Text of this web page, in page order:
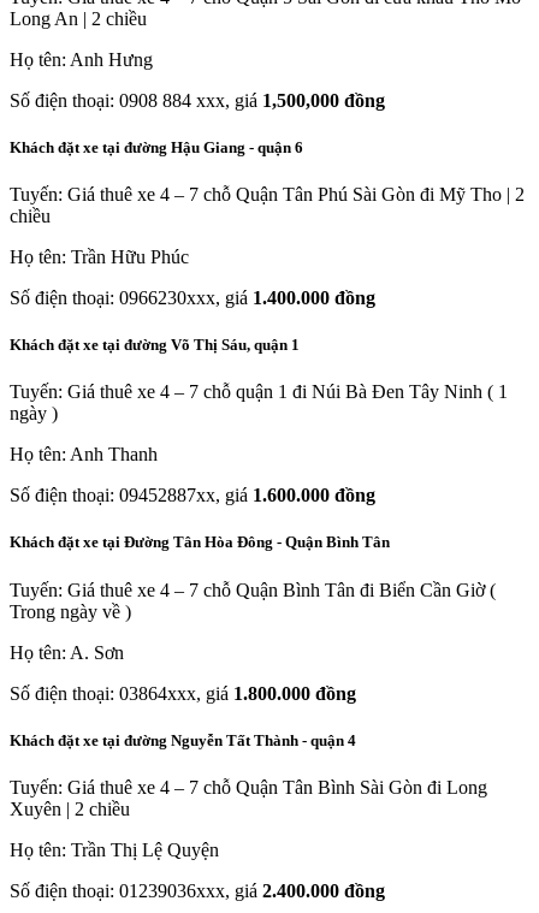
Long An | 2 chiều
Họ tên: Anh Hưng
Số điện thoại: 0908 884 xxx, giá 1,500,000 đồng
Khách đặt xe tại đường Hậu Giang - quận 6
Tuyến: Giá thuê xe 4 – 7 chỗ Quận Tân Phú Sài Gòn đi Mỹ Tho | 2
chiều
Họ tên: Trần Hữu Phúc
Số điện thoại: 0966230xxx, giá 1.400.000 đồng
Khách đặt xe tại đường Võ Thị Sáu, quận 1
Tuyến: Giá thuê xe 4 – 7 chỗ quận 1 đi Núi Bà Đen Tây Ninh ( 1
ngày )
Họ tên: Anh Thanh
Số điện thoại: 09452887xx, giá 1.600.000 đồng
Khách đặt xe tại Đường Tân Hòa Đông - Quận Bình Tân
Tuyến: Giá thuê xe 4 – 7 chỗ Quận Bình Tân đi Biển Cần Giờ (
Trong ngày về )
Họ tên: A. Sơn
Số điện thoại: 03864xxx, giá 1.800.000 đồng
Khách đặt xe tại đường Nguyễn Tất Thành - quận 4
Tuyến: Giá thuê xe 4 – 7 chỗ Quận Tân Bình Sài Gòn đi Long
Xuyên | 2 chiều
Họ tên: Trần Thị Lệ Quyện
Số điện thoại: 01239036xxx, giá 2.400.000 đồng